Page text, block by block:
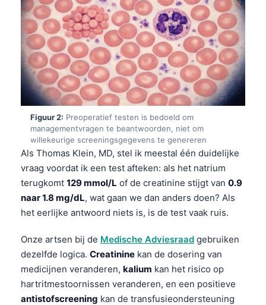
Figuur 2: Preoperatief testen is bedoeld om
managementvragen te beantwoorden, niet om
willekeurige screeningsgegevens te genereren
Als Thomas Klein, MD, stel ik meestal één duidelijke
vraag voordat ik een test afteken: als het natrium
terugkomt 129 mmol/L of de creatinine stijgt van 0.9
naar 1.8 mg/dL, wat gaan we dan anders doen? Als
het eerlijke antwoord niets is, is de test vaak ruis.
Onze artsen bij de Medische Adviesraad gebruiken
dezelfde logica. Creatinine kan de dosering van
medicijnen veranderen, kalium kan het risico op
hartritmestoornissen veranderen, en een positieve
antistofscreening kan de transfusieondersteuning